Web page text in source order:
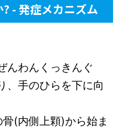
- 発症メカニズム
んわんくっきんぐ
、手のひらを下に向
(内側上顆)から始ま